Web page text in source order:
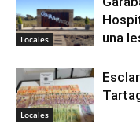
Locales
una
Locales